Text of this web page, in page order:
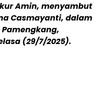
Amin, menyambut
Casmayanti, dalam
(29/7/2025).